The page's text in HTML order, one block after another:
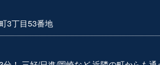
3丁目53番地